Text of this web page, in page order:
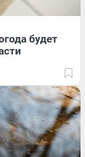
будет